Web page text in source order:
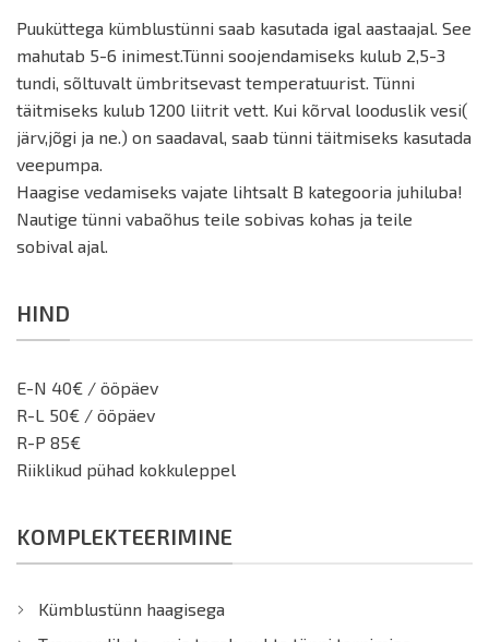
Puuküttega kümblustünni saab kasutada igal aastaajal. See
mahutab 5-6 inimest.Tünni soojendamiseks kulub 2,5-3
tundi, sõltuvalt ümbritsevast temperatuurist. Tünni
täitmiseks kulub 1200 liitrit vett. Kui kõrval looduslik vesi(
järv,jõgi ja ne.) on saadaval, saab tünni täitmiseks kasutada
veepumpa.
Haagise vedamiseks vajate lihtsalt B kategooria juhiluba!
Nautige tünni vabaõhus teile sobivas kohas ja teile
sobival ajal.
HIND
E-N 40€ / ööpäev
R-L 50€ / ööpäev
R-P 85€
Riiklikud pühad kokkuleppel
KOMPLEKTEERIMINE
Kümblustünn haagisega